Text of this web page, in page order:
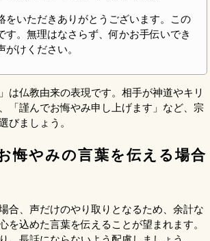
をいただきありがとうございます。この
す。無理はなさらず、何かお手伝いでき
がけください。
は仏教由来の表現です。相手が神道やキリ
「謹んでお悔やみ申し上げます」など、宗
びましょう。
悔やみの言葉を伝える場合
合、声だけのやり取りとなるため、余計な
を込めた言葉を伝えることが望まれます。